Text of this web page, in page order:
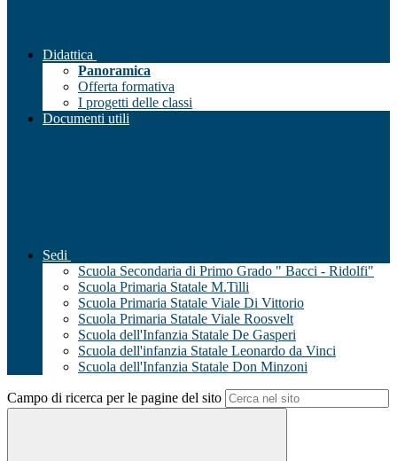
Didattica
Panoramica
Offerta formativa
I progetti delle classi
Documenti utili
Sedi
Scuola Secondaria di Primo Grado " Bacci - Ridolfi"
Scuola Primaria Statale M.Tilli
Scuola Primaria Statale Viale Di Vittorio
Scuola Primaria Statale Viale Roosvelt
Scuola dell'Infanzia Statale De Gasperi
Scuola dell'infanzia Statale Leonardo da Vinci
Scuola dell'Infanzia Statale Don Minzoni
Campo di ricerca per le pagine del sito